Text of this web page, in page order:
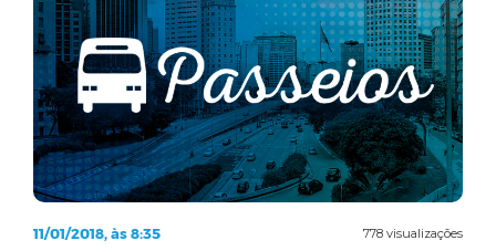
778 visualizações
11/01/2018, às 8:35